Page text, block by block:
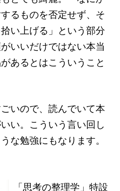
るものを否定せず、そ
い上げる」という部分
いいだけではない本当
あるとはこういうこと
いので、読んでいて本
い。こういう言い回し
な勉強にもなります。
「思考の整理学」特設